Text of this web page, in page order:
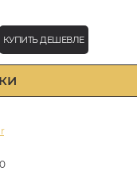
КУПИТЬ ДЕШЕВЛЕ